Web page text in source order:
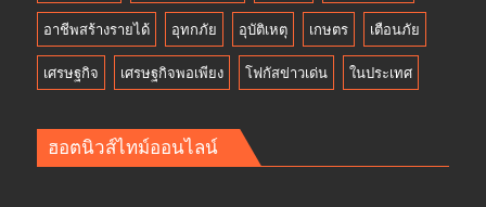
อาชีพสร้างรายได้ อุทกภัย อุบัติเหตุ เกษตร เตือนภัย
เศรษฐกิจ เศรษฐกิจพอเพียง โฟกัสข่าวเด่น ในประเทศ
ฮอตนิวส์ไทม์ออนไลน์